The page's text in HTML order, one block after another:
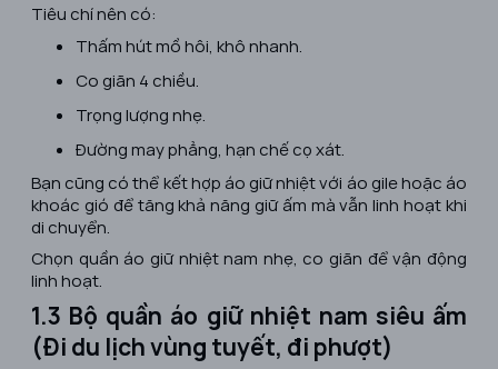
Tiêu chí nên có:
Thấm hút mồ hôi, khô nhanh.
Co giãn 4 chiều.
Trọng lượng nhẹ.
Đường may phẳng, hạn chế cọ xát.
Bạn cũng có thể kết hợp áo giữ nhiệt với áo gile hoặc áo
khoác gió để tăng khả năng giữ ấm mà vẫn linh hoạt khi
di chuyển.
Chọn quần áo giữ nhiệt nam nhẹ, co giãn để vận động
linh hoạt.
1.3 Bộ quần áo giữ nhiệt nam siêu ấm
(Đi du lịch vùng tuyết, đi phượt)